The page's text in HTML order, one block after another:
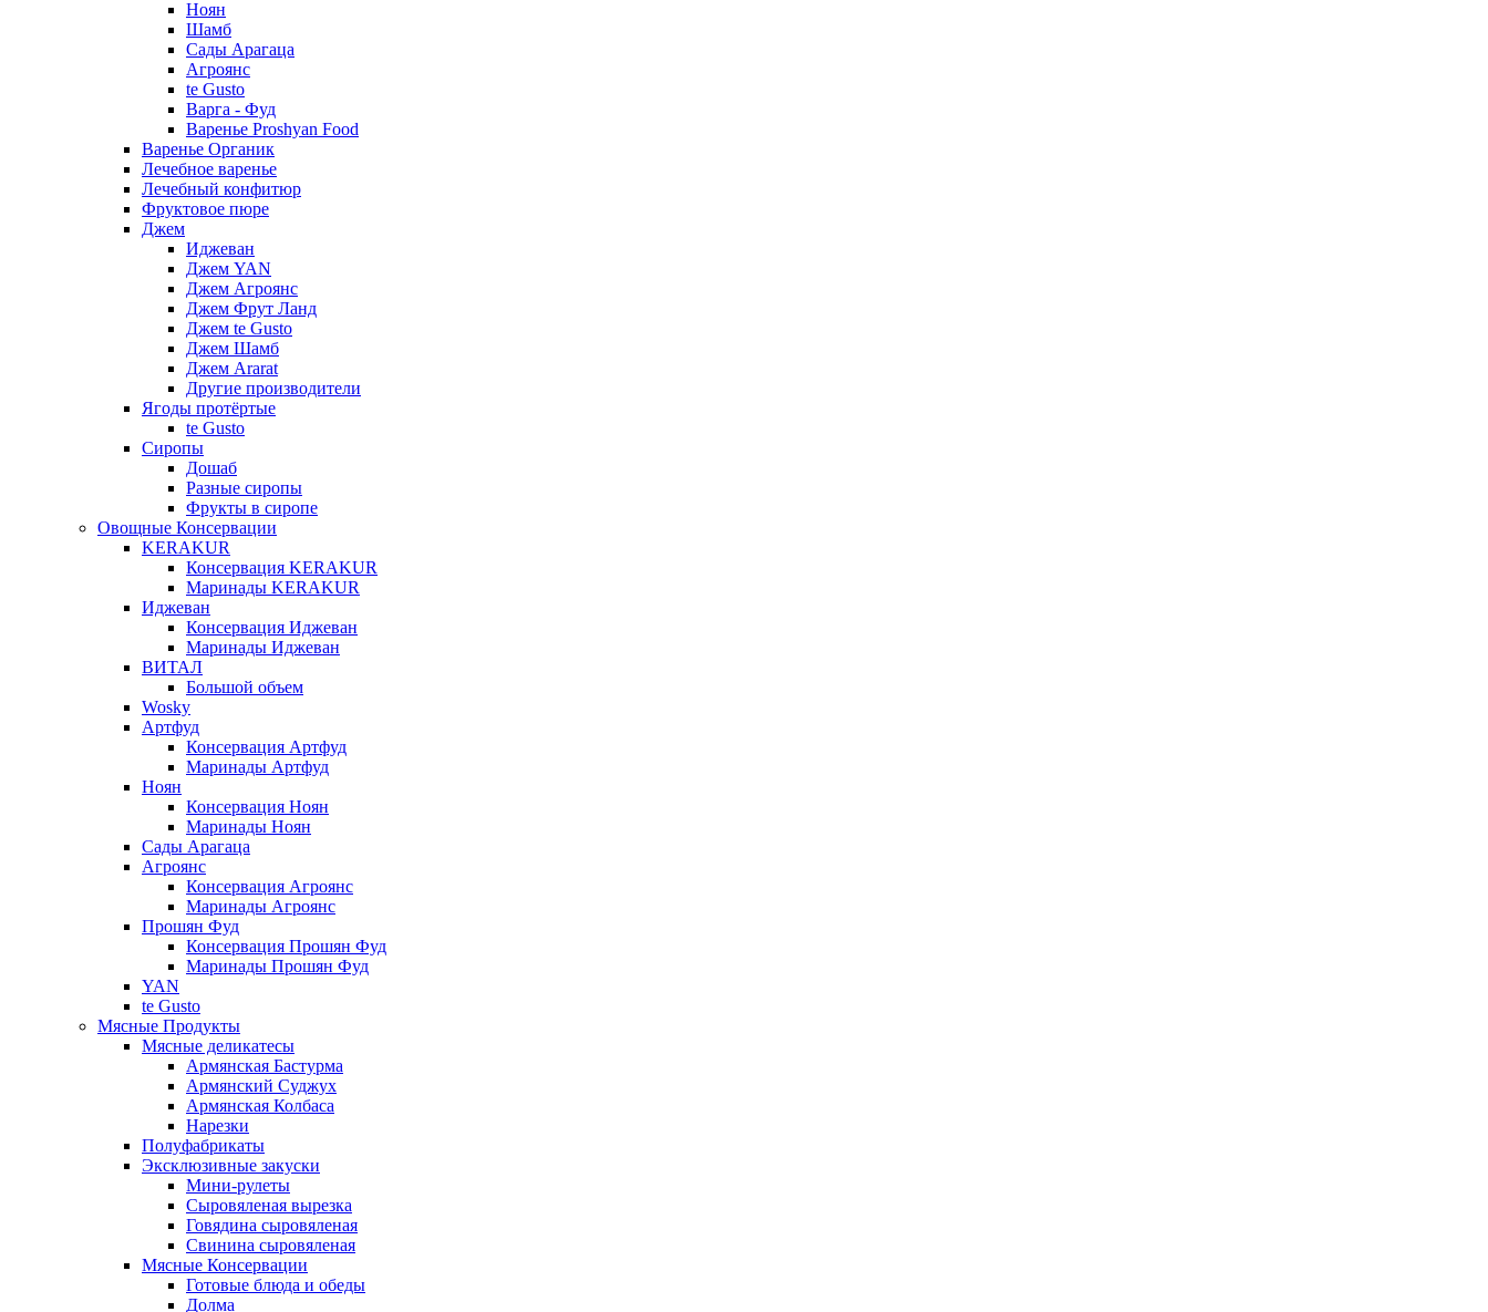
Ноян
Шамб
Сады Арагаца
Агроянс
te Gusto
Варга - Фуд
Варенье Proshyan Food
Варенье Органик
Лечебное варенье
Лечебный конфитюр
Фруктовое пюре
Джем
Иджеван
Джем YAN
Джем Агроянс
Джем Фрут Ланд
Джем te Gusto
Джем Шамб
Джем Ararat
Другие производители
Ягоды протёртые
te Gusto
Сиропы
Дошаб
Разные сиропы
Фрукты в сиропе
Овощные Консервации
KERAKUR
Консервация KERAKUR
Маринады KERAKUR
Иджеван
Консервация Иджеван
Маринады Иджеван
ВИТАЛ
Большой объем
Wosky
Артфуд
Консервация Артфуд
Маринады Артфуд
Ноян
Консервация Ноян
Маринады Ноян
Сады Арагаца
Агроянс
Консервация Агроянс
Маринады Агроянс
Прошян Фуд
Консервация Прошян Фуд
Маринады Прошян Фуд
YAN
te Gusto
Мясные Продукты
Мясные деликатесы
Армянская Бастурма
Армянский Суджух
Армянская Колбаса
Нарезки
Полуфабрикаты
Эксклюзивные закуски
Мини-рулеты
Сыровяленая вырезка
Говядина сыровяленая
Свинина сыровяленая
Мясные Консервации
Готовые блюда и обеды
Долма